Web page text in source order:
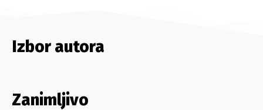
Izbor autora
Zanimljivo